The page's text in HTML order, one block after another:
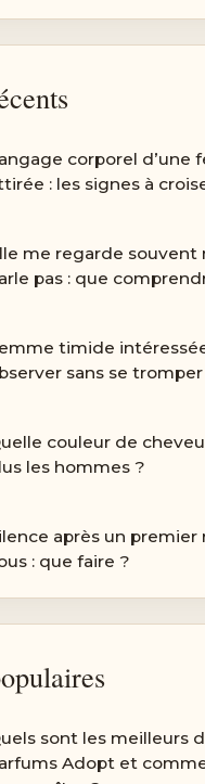
corporel d’une
: les signes à
me regarde souvent
pas : que
timide
sans se tromper
couleur de
les hommes ?
après un premier
: que faire ?
sont les meilleurs
Adopt et